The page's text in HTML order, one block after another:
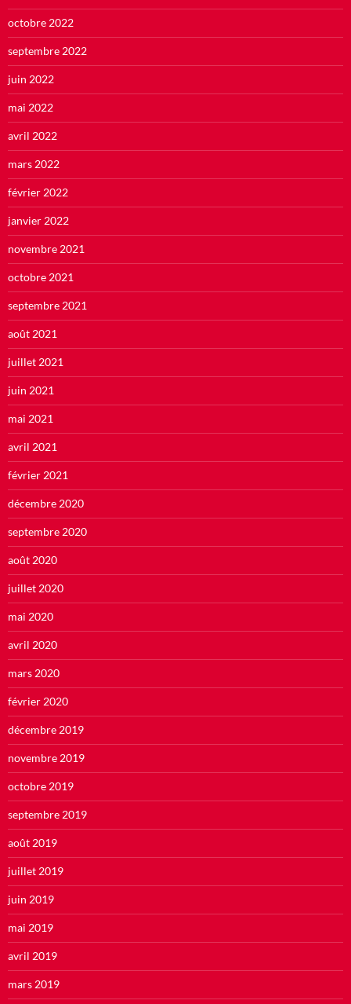
octobre 2022
septembre 2022
juin 2022
mai 2022
avril 2022
mars 2022
février 2022
janvier 2022
novembre 2021
octobre 2021
septembre 2021
août 2021
juillet 2021
juin 2021
mai 2021
avril 2021
février 2021
décembre 2020
septembre 2020
août 2020
juillet 2020
mai 2020
avril 2020
mars 2020
février 2020
décembre 2019
novembre 2019
octobre 2019
septembre 2019
août 2019
juillet 2019
juin 2019
mai 2019
avril 2019
mars 2019